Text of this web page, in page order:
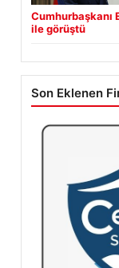
Cumhurbaşkanı
ile görüştü
Son Eklenen